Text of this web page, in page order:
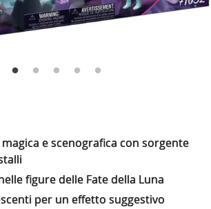
e scenografica con sorgente
figure delle Fate della Luna
per un effetto suggestivo